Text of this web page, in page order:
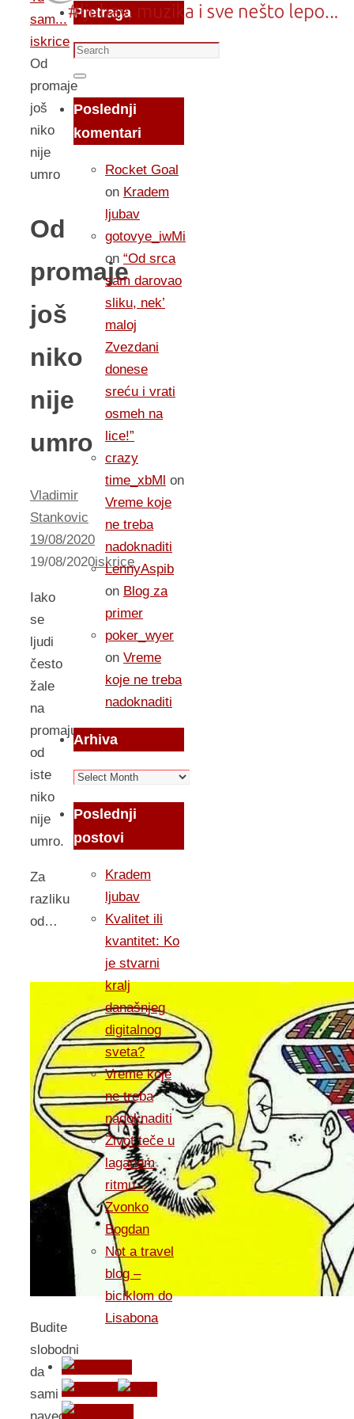
sam...
iskrice
Od
promaje
još
niko
nije
umro
Od
promaje
još
niko
nije
umro
Vladimir
Stankovic
19/08/2020
19/08/2020iskrice
Iako
se
ljudi
često
žale
na
promaju,
od
iste
niko
nije
umro.
Za
razliku
od…
Budite
slobodni
da
sami
Pretraga
Search
for:
Search
Poslednji
komentari
Rocket Goal
on Kradem
ljubav
gotovye_iwMi
on “Od srca
sam darovao
sliku, nek’
maloj
Zvezdani
donese
sreću i vrati
osmeh na
lice!”
crazy
time_xbMl on
Vreme koje
ne treba
nadoknaditi
LennyAspib
on Blog za
primer
poker_wyer
on Vreme
koje ne treba
nadoknaditi
Arhiva
Arhiva
Poslednji
postovi
Kradem
ljubav
Kvalitet ili
kvantitet: Ko
je stvarni
kralj
današnjeg
digitalnog
sveta?
Vreme koje
ne treba
nadoknaditi
Život teče u
laganom
ritmu –
Zvonko
Bogdan
Not a travel
blog –
biciklom do
Lisabona